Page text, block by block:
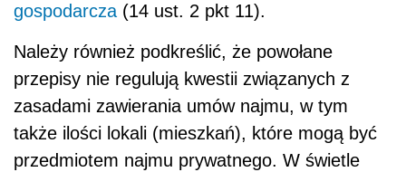
gospodarcza (14 ust. 2 pkt 11).
Należy również podkreślić, że powołane
przepisy nie regulują kwestii związanych z
zasadami zawierania umów najmu, w tym
także ilości lokali (mieszkań), które mogą być
przedmiotem najmu prywatnego. W świetle